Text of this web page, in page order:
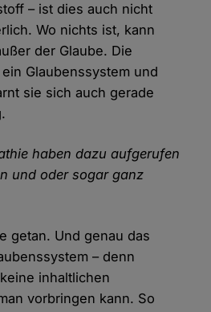
– ist dies auch nicht
Wo nichts ist, kann
der Glaube. Die
Glaubenssystem und
sie sich auch gerade
haben dazu aufgerufen
und oder sogar ganz
getan. Und genau das
– denn
inhaltlichen
vorbringen kann. So